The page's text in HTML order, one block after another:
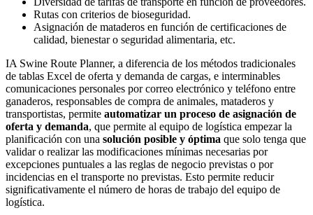
Rutas con criterios de bioseguridad.
Asignación de mataderos en función de certificaciones de
calidad, bienestar o seguridad alimentaria, etc.
IA Swine Route Planner, a diferencia de los métodos tradicionales
de tablas Excel de oferta y demanda de cargas, e interminables
comunicaciones personales por correo electrónico y teléfono entre
ganaderos, responsables de compra de animales, mataderos y
transportistas, permite automatizar un proceso de asignación de
oferta y demanda, que permite al equipo de logística empezar la
planificación con una solución posible y óptima que solo tenga que
validar o realizar las modificaciones mínimas necesarias por
excepciones puntuales a las reglas de negocio previstas o por
incidencias en el transporte no previstas. Esto permite reducir
significativamente el número de horas de trabajo del equipo de
logística.